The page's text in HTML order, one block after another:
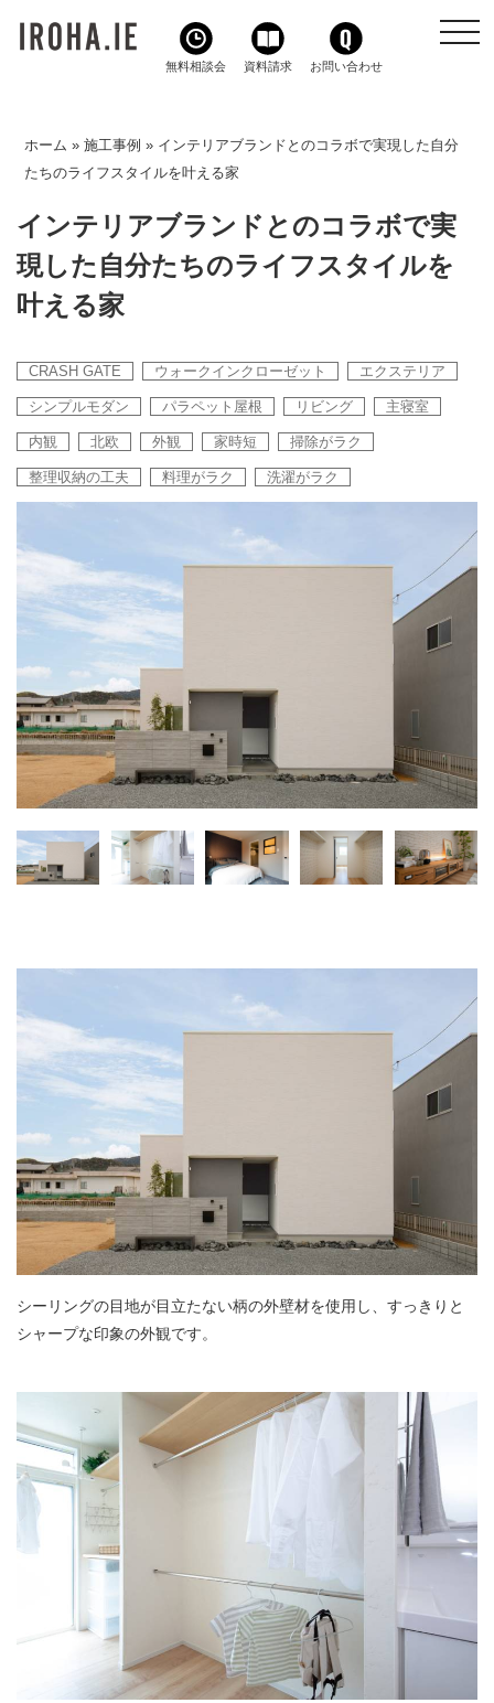
無料相談会 資料請求 お問い合わせ
ホーム »施工事例 » インテリアブランドとのコラボで実現した自分
たちのライフスタイルを叶える家
インテリアブランドとのコラボで実
現した自分たちのライフスタイルを
叶える家
CRASH GATE ウォークインクローゼット エクステリア
シンプルモダン パラペット屋根 リビング 主寝室
内観 北欧 外観 家時短 掃除がラク
整理収納の工夫 料理がラク 洗濯がラク
シーリングの目地が目立たない柄の外壁材を使用し、すっきりと
シャープな印象の外観です。